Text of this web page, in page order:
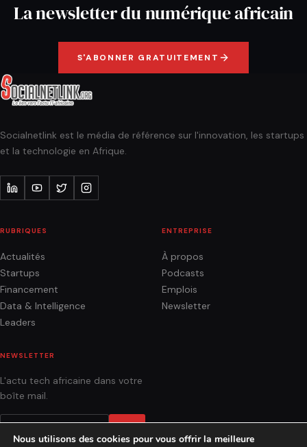
La newsletter du numérique africain
S'ABONNER GRATUITEMENT
Socialnetlink est le média de référence sur l'innovation, les startups
et la technologie en Afrique.
RUBRIQUES
Actualités
Startups
Financement
Data & Intelligence
Leaders
ENTREPRISE
À propos
Podcasts
Emplois
Newsletter
NEWSLETTER
L'actu tech africaine dans votre
boîte mail.
Nous utilisons des cookies pour vous offrir la meilleure